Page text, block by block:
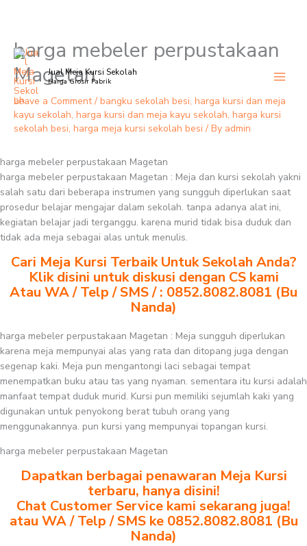
Skip
content
Jual Meja Kursi Sekolah
Harga Grosir Pabrik
harga mebeler perpustakaan
Magetan
Leave a Comment / bangku sekolah besi, harga kursi dan meja
kayu sekolah, harga kursi dan meja kayu sekolah, harga kursi
sekolah besi, harga meja kursi sekolah besi / By admin
harga mebeler perpustakaan Magetan
harga mebeler perpustakaan Magetan : Meja dan kursi sekolah yakni
salah satu dari beberapa instrumen yang sungguh diperlukan saat
prosedur belajar mengajar dalam sekolah. tanpa adanya alat ini,
kegiatan belajar jadi terganggu. karena murid tidak bisa duduk dan
tidak ada meja sebagai alas untuk menulis.
Cari Meja Kursi Terbaik Untuk Sekolah Anda?
Klik disini untuk diskusi dengan CS kami
Atau WA / Telp / SMS / : 0852.8082.8081 (Bu
Nanda)
harga mebeler perpustakaan Magetan : Meja sungguh diperlukan
karena meja mempunyai alas yang rata dan ditopang juga dengan
segenap kaki. Meja pun mengantongi laci sebagai tempat
menempatkan buku atau tas yang nyaman. sementara itu kursi adalah
manfaat tempat duduk murid. Kursi pun memiliki sejumlah kaki yang
digunakan untuk penyokong berat tubuh orang yang
menggunakannya. pun kursi yang mempunyai topangan kursi.
harga mebeler perpustakaan Magetan
Dapatkan berbagai penawaran Meja Kursi
terbaru, hanya disini!
Chat Customer Service kami sekarang juga!
atau WA / Telp / SMS ke 0852.8082.8081 (Bu
Nanda)